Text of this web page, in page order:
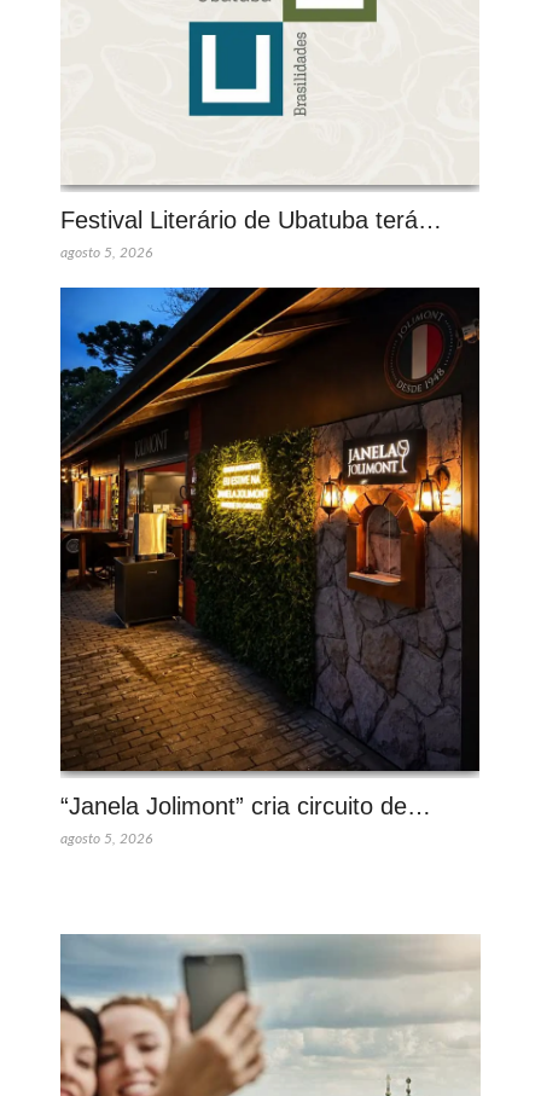
Festival Literário de Ubatuba terá…
agosto 5, 2026
“Janela Jolimont” cria circuito de…
agosto 5, 2026